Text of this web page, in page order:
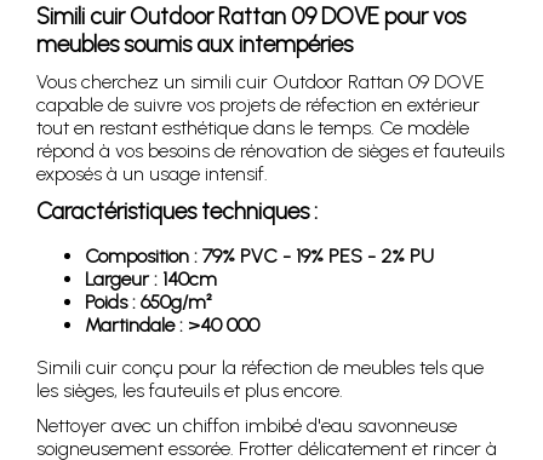
Simili cuir Outdoor Rattan 09 DOVE pour vos
meubles soumis aux intempéries
Vous cherchez un simili cuir Outdoor Rattan 09 DOVE
capable de suivre vos projets de réfection en extérieur
tout en restant esthétique dans le temps. Ce modèle
répond à vos besoins de rénovation de sièges et fauteuils
exposés à un usage intensif.
Caractéristiques techniques :
Composition : 79% PVC - 19% PES - 2% PU
Largeur : 140cm
Poids : 650g/m²
Martindale : >40 000
Simili cuir conçu pour la réfection de meubles tels que
les sièges, les fauteuils et plus encore.
Nettoyer avec un chiffon imbibé d'eau savonneuse
soigneusement essorée. Frotter délicatement et rincer à